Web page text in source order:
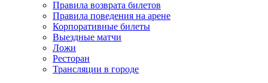
Правила возврата билетов
Правила поведения на арене
Корпоративные билеты
Выездные матчи
Ложи
Ресторан
Трансляции в городе